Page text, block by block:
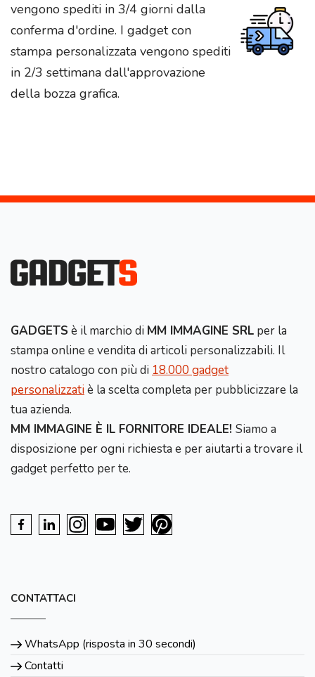
vengono spediti in 3/4 giorni dalla
conferma d'ordine. I gadget con
stampa personalizzata vengono spediti
in 2/3 settimana dall'approvazione
della bozza grafica.
GADGETS è il marchio di MM IMMAGINE SRL per la
stampa online e vendita di articoli personalizzabili. Il
nostro catalogo con più di 18.000 gadget
personalizzatiè la scelta completa per pubblicizzare la
tua azienda.
MM IMMAGINE È IL FORNITORE IDEALE! Siamo a
disposizione per ogni richiesta e per aiutarti a trovare il
gadget perfetto per te.
CONTATTACI
WhatsApp (risposta in 30 secondi)
Contatti